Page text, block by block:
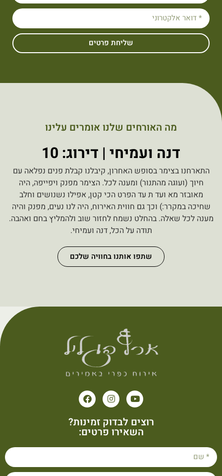
שליחת פרטים
מה האורחים שלנו אומרים עלינו
דנה ועמיחי | דירוג: 10
התארחנו בצימר בסופש האחרון, קיבלנו קבלת פנים נפלאה עם
חיוך (ועוגה מהתנור) ומענה לכל. הצימר מפנק ויפייפה, היה
מאובזר מא ועד ת עד הפרט הכי קטן, אפילו נשנושים וחלב
שחיכה במקרר:) וכך גם חווית האירוח, היה לנו נעים, מפנק והיה
מענה לכל שאלה. בהחלט נשמח לחזור שוב ולהמליץ בחם ואהבה.
תודה על הכל, דנה ועמיחי.
שתפו אותנו בחוויה שלכם
רוצים לבדוק זמינות?
השאירו פרטים: